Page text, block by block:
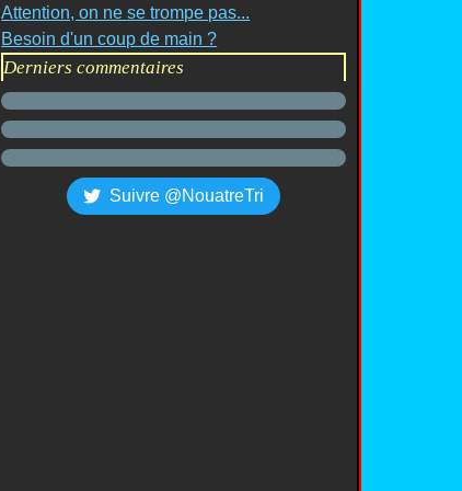
Attention, on ne se trompe pas...
Besoin d'un coup de main ?
Derniers commentaires
Suivre @NouatreTri